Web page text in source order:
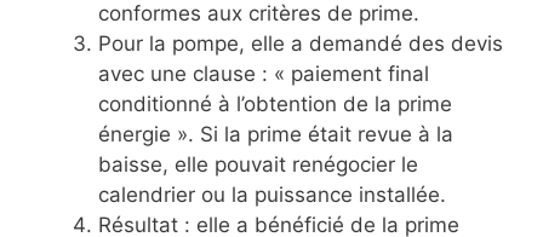
conformes aux critères de prime.
Pour la pompe, elle a demandé des devis
avec une clause : « paiement final
conditionné à l’obtention de la prime
énergie ». Si la prime était revue à la
baisse, elle pouvait renégocier le
calendrier ou la puissance installée.
Résultat : elle a bénéficié de la prime